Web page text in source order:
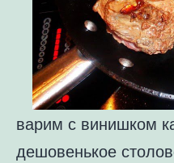
варим с винишком
дешовенькое